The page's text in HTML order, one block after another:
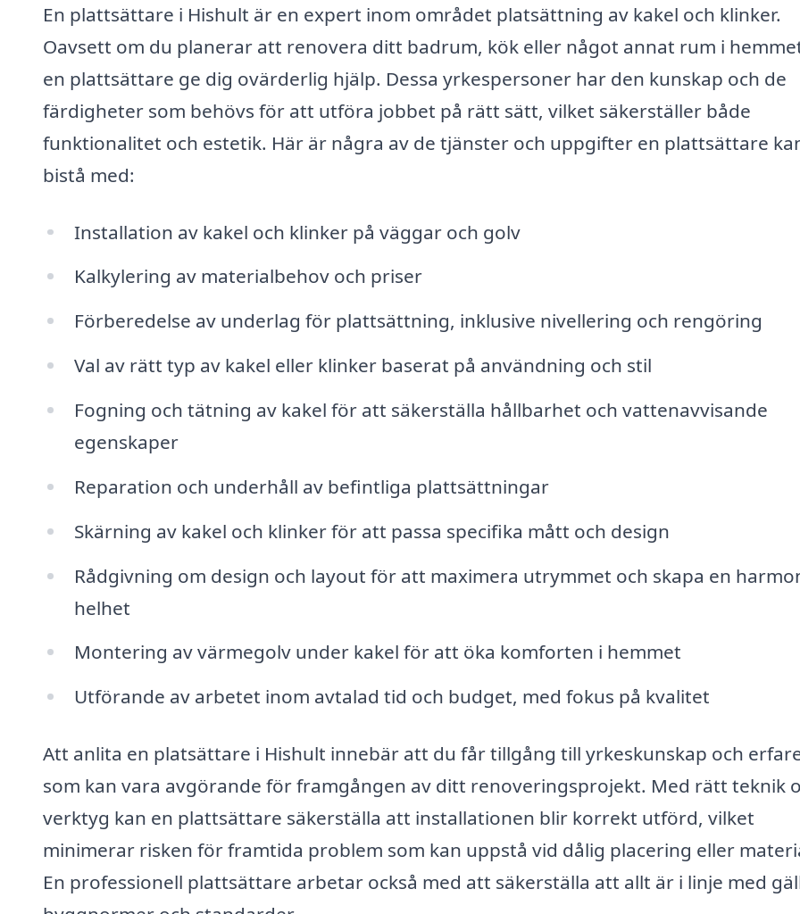
En plattsättare i Hishult är en expert inom området platsättning av kakel och klinker.
Oavsett om du planerar att renovera ditt badrum, kök eller något annat rum i
en plattsättare ge dig ovärderlig hjälp. Dessa yrkespersoner har den kunskap och de
färdigheter som behövs för att utföra jobbet på rätt sätt, vilket säkerställer både
funktionalitet och estetik. Här är några av de tjänster och uppgifter en plattsättare
bistå med:
Installation av kakel och klinker på väggar och golv
Kalkylering av materialbehov och priser
Förberedelse av underlag för plattsättning, inklusive nivellering och rengöring
Val av rätt typ av kakel eller klinker baserat på användning och stil
Fogning och tätning av kakel för att säkerställa hållbarhet och vattenavvisande
egenskaper
Reparation och underhåll av befintliga plattsättningar
Skärning av kakel och klinker för att passa specifika mått och design
Rådgivning om design och layout för att maximera utrymmet och skapa en
helhet
Montering av värmegolv under kakel för att öka komforten i hemmet
Utförande av arbetet inom avtalad tid och budget, med fokus på kvalitet
Att anlita en platsättare i Hishult innebär att du får tillgång till yrkeskunskap och
som kan vara avgörande för framgången av ditt renoveringsprojekt. Med rätt teknik
verktyg kan en plattsättare säkerställa att installationen blir korrekt utförd, vilket
minimerar risken för framtida problem som kan uppstå vid dålig placering eller
En professionell plattsättare arbetar också med att säkerställa att allt är i linje med